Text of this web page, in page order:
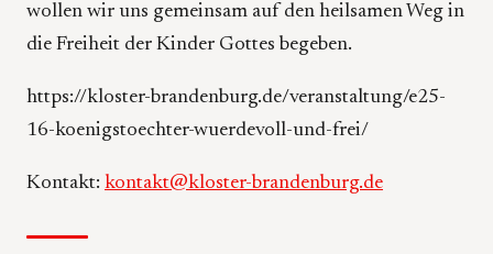
wollen wir uns gemeinsam auf den heilsamen Weg in
die Freiheit der Kinder Gottes begeben.
https://kloster-brandenburg.de/veranstaltung/e25-
16-koenigstoechter-wuerdevoll-und-frei/
Kontakt: kontakt@kloster-brandenburg.de